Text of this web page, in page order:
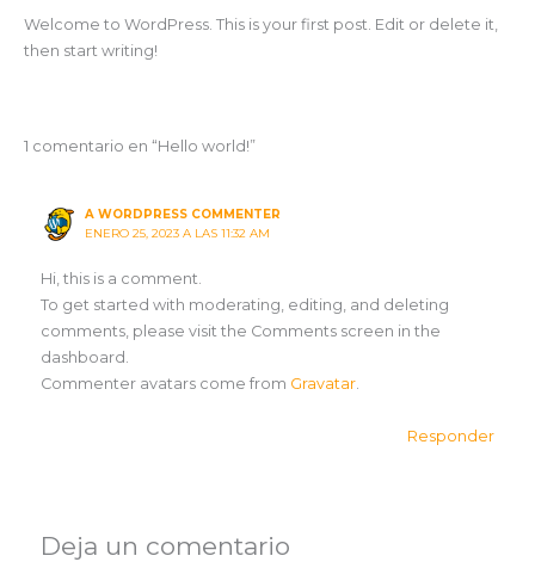
Welcome to WordPress. This is your first post. Edit or delete it,
then start writing!
1 comentario en “Hello world!”
A WORDPRESS COMMENTER
ENERO 25, 2023 A LAS 11:32 AM
Hi, this is a comment.
To get started with moderating, editing, and deleting
comments, please visit the Comments screen in the
dashboard.
Commenter avatars come from Gravatar
Responder
Deja un comentario